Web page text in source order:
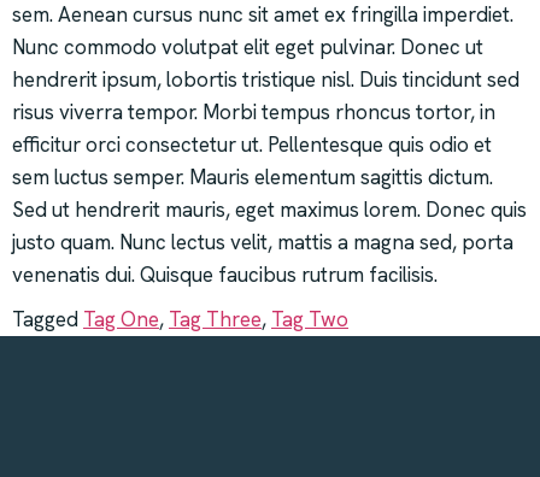
sem. Aenean cursus nunc sit amet ex fringilla imperdiet.
Nunc commodo volutpat elit eget pulvinar. Donec ut
hendrerit ipsum, lobortis tristique nisl. Duis tincidunt sed
risus viverra tempor. Morbi tempus rhoncus tortor, in
efficitur orci consectetur ut. Pellentesque quis odio et
sem luctus semper. Mauris elementum sagittis dictum.
Sed ut hendrerit mauris, eget maximus lorem. Donec quis
justo quam. Nunc lectus velit, mattis a magna sed, porta
venenatis dui. Quisque faucibus rutrum facilisis.
Tagged Tag One, Tag Three, Tag Two